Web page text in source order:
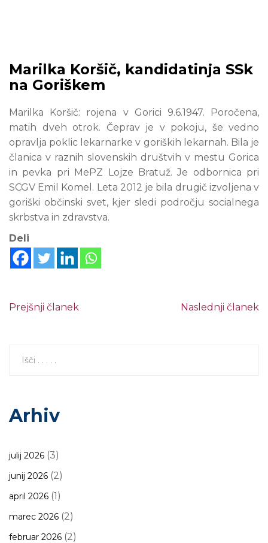
Marilka Koršič, kandidatinja SSk
na Goriškem
Marilka Koršič: rojena v Gorici 9.6.1947. Poročena,
matih dveh otrok. Čeprav je v pokoju, še vedno
opravlja poklic lekarnarke v goriških lekarnah. Bila je
članica v raznih slovenskih društvih v mestu Gorica
in pevka pri MePZ Lojze Bratuž. Je odbornica pri
SCGV Emil Komel. Leta 2012 je bila drugič izvoljena v
goriški občinski svet, kjer sledi področju socialnega
skrbstva in zdravstva.
Deli
Prejšnji članek Naslednji članek
Arhiv
julij 2026 (3)
junij 2026 (2)
april 2026 (1)
marec 2026 (2)
februar 2026 (2)